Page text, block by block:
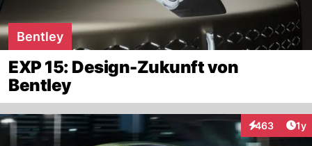
Bentley
EXP 15: Design-Zukunft von
Bentley
463
Interaktionen
1y